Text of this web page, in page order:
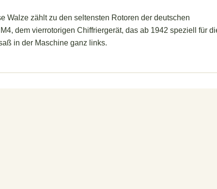
Walze zählt zu den seltensten Rotoren der deutschen
dem vierrotorigen Chiffriergerät, das ab 1942 speziell für
in der Maschine ganz links.